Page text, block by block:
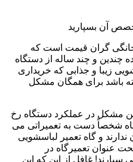
آن بسپارید
گران قیمت است که
چندین و چند ساله از دستگاه
زیبا و جذابی که خریداری
باشد برای همگان مشکل
مشکل در عملکرد دستگاه رخ
شخصاً دست به تعمیراتی می
و گاه تعمیر لباسشویی
عنوان تعمیرگاه در
سپارند! غافل از این که این